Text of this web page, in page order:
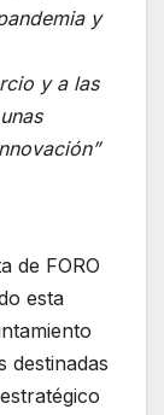
y
y a las
de FORO
esta
destinadas